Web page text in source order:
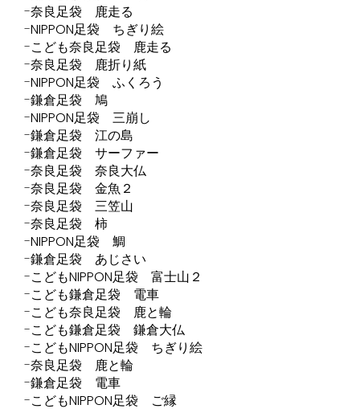
奈良足袋 鹿走る
NIPPON足袋 ちぎり絵
こども奈良足袋 鹿走る
奈良足袋 鹿折り紙
NIPPON足袋 ふくろう
鎌倉足袋 鳩
NIPPON足袋 三崩し
鎌倉足袋 江の島
鎌倉足袋 サーファー
奈良足袋 奈良大仏
奈良足袋 金魚２
奈良足袋 三笠山
奈良足袋 柿
NIPPON足袋 鯛
鎌倉足袋 あじさい
こどもNIPPON足袋 富士山２
こども鎌倉足袋 電車
こども奈良足袋 鹿と輪
こども鎌倉足袋 鎌倉大仏
こどもNIPPON足袋 ちぎり絵
奈良足袋 鹿と輪
鎌倉足袋 電車
こどもNIPPON足袋 ご縁